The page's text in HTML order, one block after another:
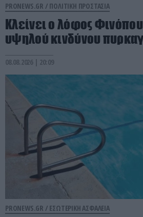
PRONEWS.GR / ΠΟΛΙΤΙΚΗ ΠΡΟΣΤΑΣΙΑ
Κλείνει ο λόφος
υψηλού κινδύνου
08.08.2026 | 20:09
PRONEWS.GR / ΕΣΩΤΕΡΙΚΗ ΑΣΦΑΛΕΙΑ